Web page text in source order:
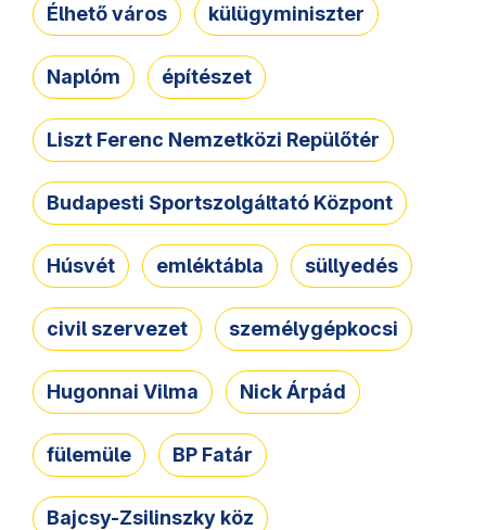
Élhető város külügyminiszter
Naplóm építészet
Liszt Ferenc Nemzetközi Repülőtér
Budapesti Sportszolgáltató Központ
Húsvét emléktábla süllyedés
civil szervezet személygépkocsi
Hugonnai Vilma Nick Árpád
fülemüle BP Fatár
Bajcsy-Zsilinszky köz